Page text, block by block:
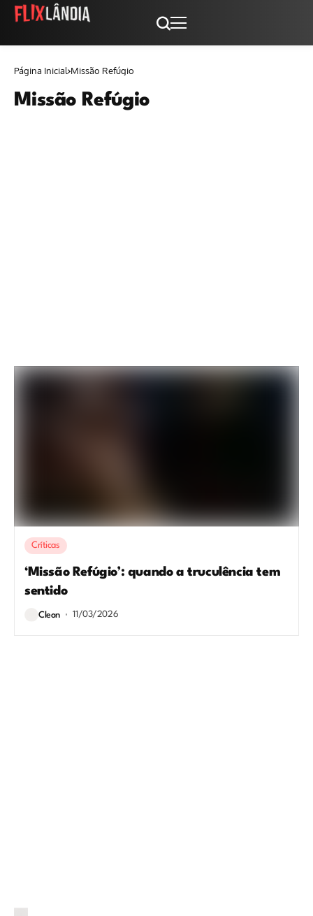
Página Inicial Missão Refúgio
Missão Refúgio
Críticas
‘Missão Refúgio’: quando a truculência tem
sentido
Cleon 11/03/2026